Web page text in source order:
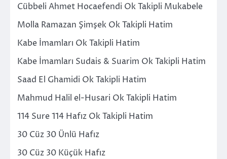
Cübbeli Ahmet Hocaefendi Ok Takipli Mukabele
Molla Ramazan Şimşek Ok Takipli Hatim
Kabe İmamları Ok Takipli Hatim
Kabe İmamları Sudais & Suarim Ok Takipli Hatim
Saad El Ghamidi Ok Takipli Hatim
Mahmud Halil el-Husari Ok Takipli Hatim
114 Sure 114 Hafız Ok Takipli Hatim
30 Cüz 30 Ünlü Hafız
30 Cüz 30 Küçük Hafız